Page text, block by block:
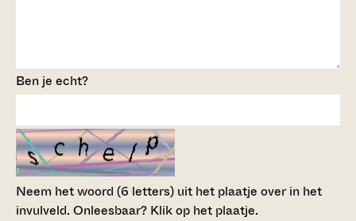
Ben je echt?
Neem het woord (6 letters) uit het plaatje over in het
invulveld.Onleesbaar? Klik op het plaatje.